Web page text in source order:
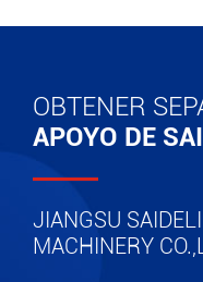
OBTENER
APOYO DE
JIANGSU
MACHINERY